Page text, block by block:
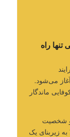
راه
می‌شود.
ماندگار
و شخصیت
زیربنای یک